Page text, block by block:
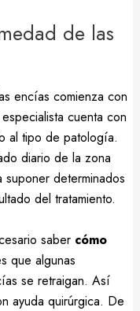
de las
encías comienza con
cuenta con
al tipo de patología.
diario de la zona
determinados
del tratamiento.
saber cómo
que algunas
se retraigan. Así
ayuda quirúrgica. De